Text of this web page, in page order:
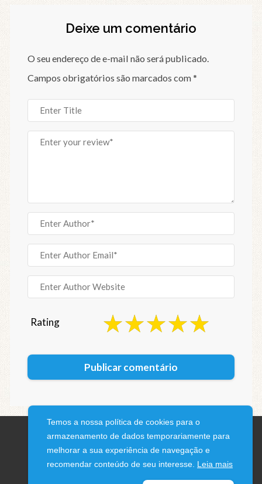
Deixe um comentário
O seu endereço de e-mail não será publicado.
Campos obrigatórios são marcados com*
Rating
Temos a nossa política de cookies para o
armazenamento de dados temporariamente para
melhorar a sua experiência de navegação e
recomendar conteúdo de seu interesse. Leia mais